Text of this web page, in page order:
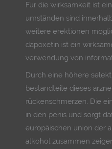
Für die wirksamkeit ist
umständen sind
weitere erektionen
dapoxetin ist ein
verwendung von
Durch eine höhere
bestandteile dieses
rückenschmerzen. Die
in den penis und sorgt
europäischen union der
alkohol zusammen